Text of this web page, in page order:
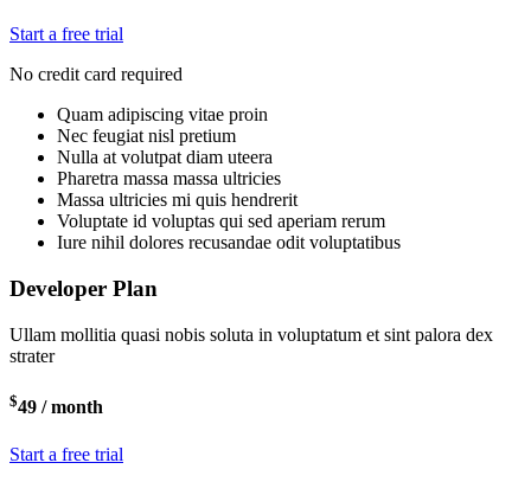
Start a free trial
No credit card required
Quam adipiscing vitae proin
Nec feugiat nisl pretium
Nulla at volutpat diam uteera
Pharetra massa massa ultricies
Massa ultricies mi quis hendrerit
Voluptate id voluptas qui sed aperiam rerum
Iure nihil dolores recusandae odit voluptatibus
Developer Plan
Ullam mollitia quasi nobis soluta in voluptatum et sint palora dex
strater
$49 / month
Start a free trial